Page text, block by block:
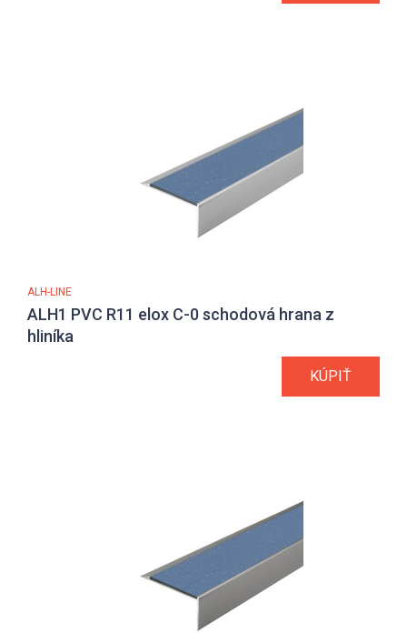
ALH-LINE
ALH1 PVC R11 elox C-0 schodová hrana z
hliníka
KÚPIŤ